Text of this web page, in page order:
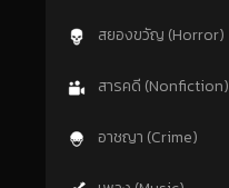
สยองขวัญ (Horror)
สารคดี (Nonfiction)
อาชญา (Crime)